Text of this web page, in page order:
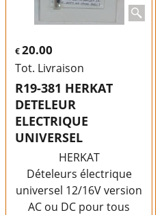
€20.00
Tot. Livraison
R19-381 HERKAT
DETELEUR
ELECTRIQUE
UNIVERSEL
HERKAT
Dételeurs électrique
universel 12/16V version
AC ou DC pour tous